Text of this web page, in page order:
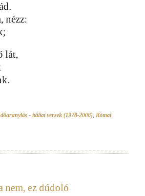
nézz:
lát,
- itáliai versek (1978-2008), Római
nem, ez dúdoló